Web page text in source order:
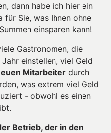
dann habe ich hier ein
für Sie, was Ihnen ohne
einsparen kann!
Gastronomen, die
einstellen, viel Geld
Mitarbeiter durch
was extrem viel Geld
- obwohl es einen
Betrieb, der in den